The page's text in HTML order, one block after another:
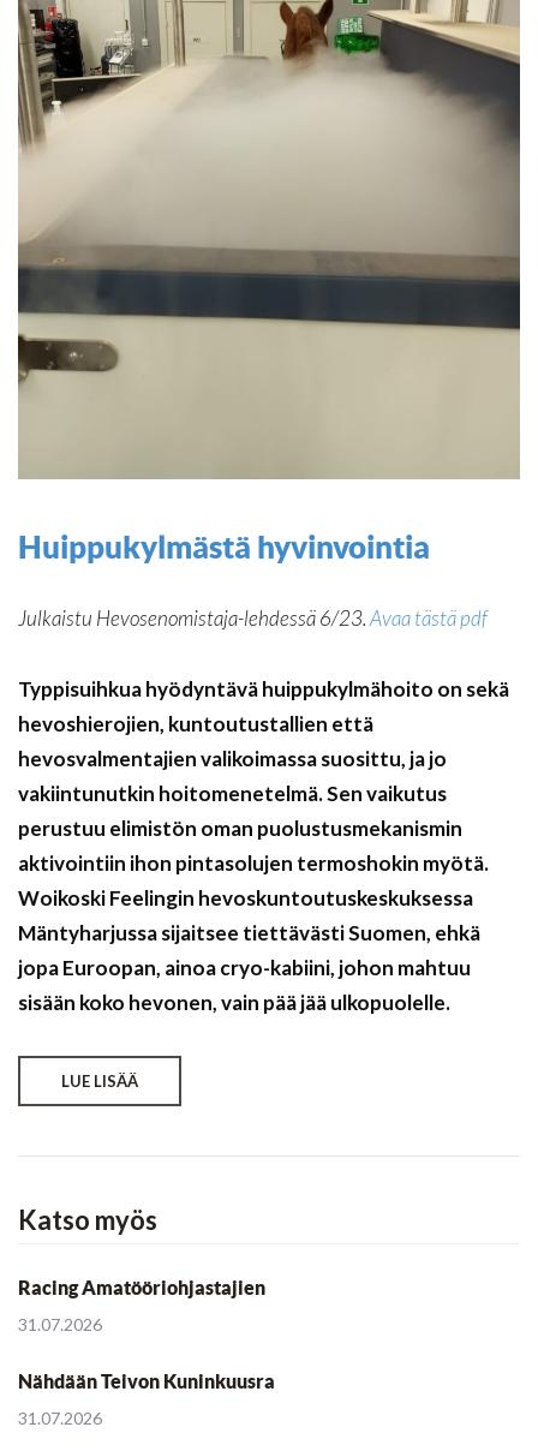
Huippukylmästä hyvinvointia
Julkaistu Hevosenomistaja-lehdessä 6/23.Avaa tästä pdf
Typpisuihkua hyödyntävä huippukylmähoito on sekä
hevoshierojien, kuntoutustallien että
hevosvalmentajien valikoimassa suosittu, ja jo
vakiintunutkin hoitomenetelmä. Sen vaikutus
perustuu elimistön oman puolustusmekanismin
aktivointiin ihon pintasolujen termoshokin myötä.
Woikoski Feelingin hevoskuntoutuskeskuksessa
Mäntyharjussa sijaitsee tiettävästi Suomen, ehkä
jopa Euroopan, ainoa cryo-kabiini, johon mahtuu
sisään koko hevonen, vain pää jää ulkopuolelle.
LUE LISÄÄ
Katso myös
Racing Amatööriohjastajien
31.07.2026
Nähdään Teivon Kuninkuusra
31.07.2026